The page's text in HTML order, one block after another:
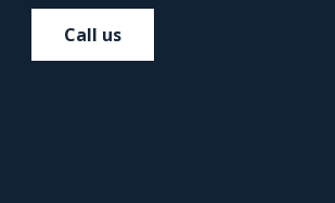
Call us